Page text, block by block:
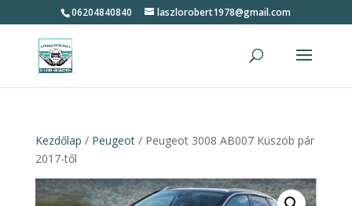
06204840840 laszlorobert1978@gmail.com
Kezdőlap / Peugeot/ Peugeot 3008 AB007 Küszöb pár
2017-től